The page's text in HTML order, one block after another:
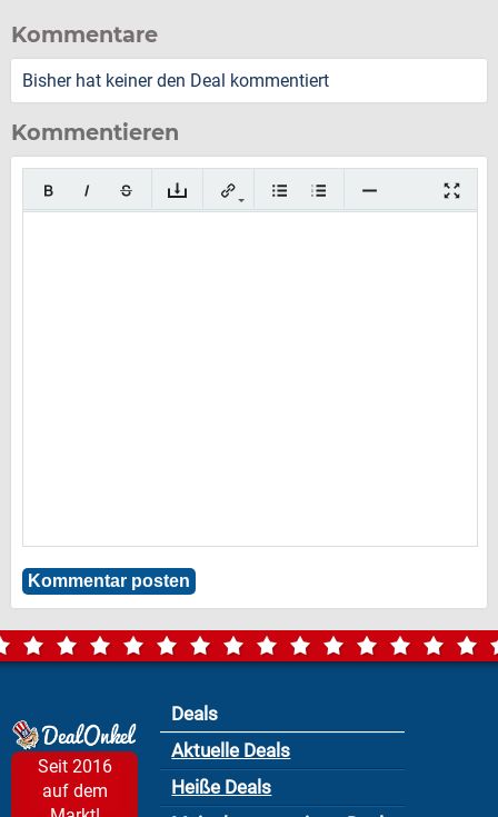
Kommentare
Bisher hat keiner den Deal kommentiert
Kommentieren
Seit 2016
auf dem
Deals
Aktuelle Deals
Heiße Deals